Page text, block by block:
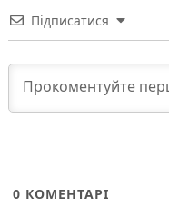
Підписатися
0 КОМЕНТАРІ